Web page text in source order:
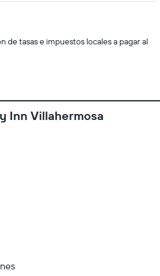
de tasas e impuestos locales a pagar al
Inn Villahermosa